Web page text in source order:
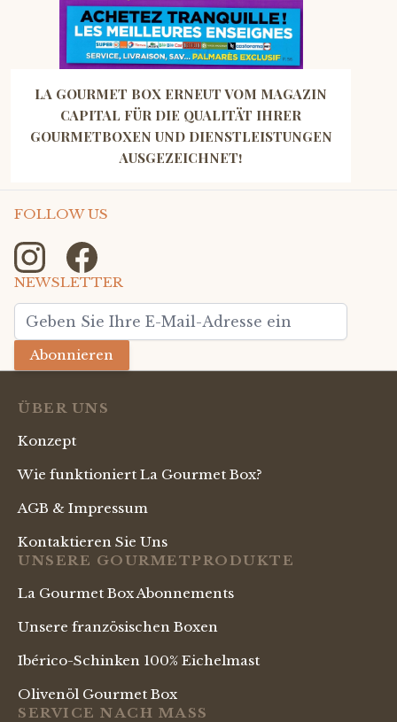
LA GOURMET BOX ERNEUT VOM MAGAZIN
CAPITAL FÜR DIE QUALITÄT IHRER
GOURMETBOXEN UND DIENSTLEISTUNGEN
AUSGEZEICHNET!
FOLLOW US
NEWSLETTER
E-Mailadresse
Abonnieren
ÜBER UNS
Konzept
Wie funktioniert La Gourmet Box?
AGB & Impressum
Kontaktieren Sie Uns
UNSERE GOURMETPRODUKTE
La Gourmet Box Abonnements
Unsere französischen Boxen
Ibérico-Schinken 100% Eichelmast
Olivenöl Gourmet Box
SERVICE NACH MASS